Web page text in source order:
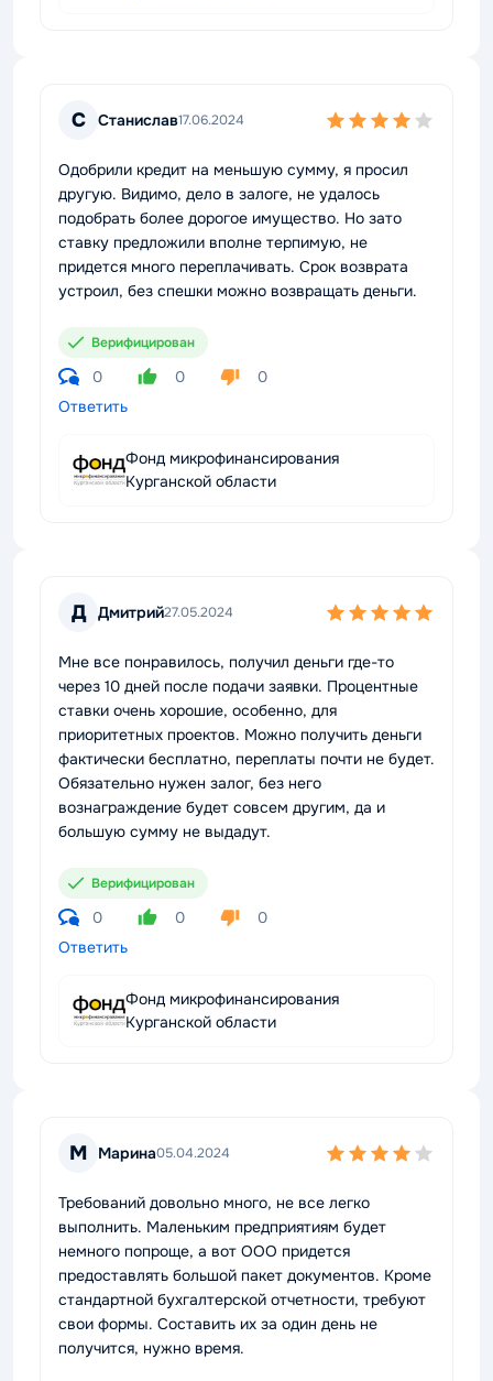
С Станислав17.06.2024
Одобрили кредит на меньшую сумму, я просил
другую. Видимо, дело в залоге, не удалось
подобрать более дорогое имущество. Но зато
ставку предложили вполне терпимую, не
придется много переплачивать. Срок возврата
устроил, без спешки можно возвращать деньги.
Верифицирован
0 0
0
Ответить
Фонд микрофинансирования
Курганской области
Д Дмитрий27.05.2024
Мне все понравилось, получил деньги где-то
через 10 дней после подачи заявки. Процентные
ставки очень хорошие, особенно, для
приоритетных проектов. Можно получить деньги
фактически бесплатно, переплаты почти не будет.
Обязательно нужен залог, без него
вознаграждение будет совсем другим, да и
большую сумму не выдадут.
Верифицирован
0 0
0
Ответить
Фонд микрофинансирования
Курганской области
М Марина05.04.2024
Требований довольно много, не все легко
выполнить. Маленьким предприятиям будет
немного попроще, а вот ООО придется
предоставлять большой пакет документов. Кроме
стандартной бухгалтерской отчетности, требуют
свои формы. Составить их за один день не
получится, нужно время.